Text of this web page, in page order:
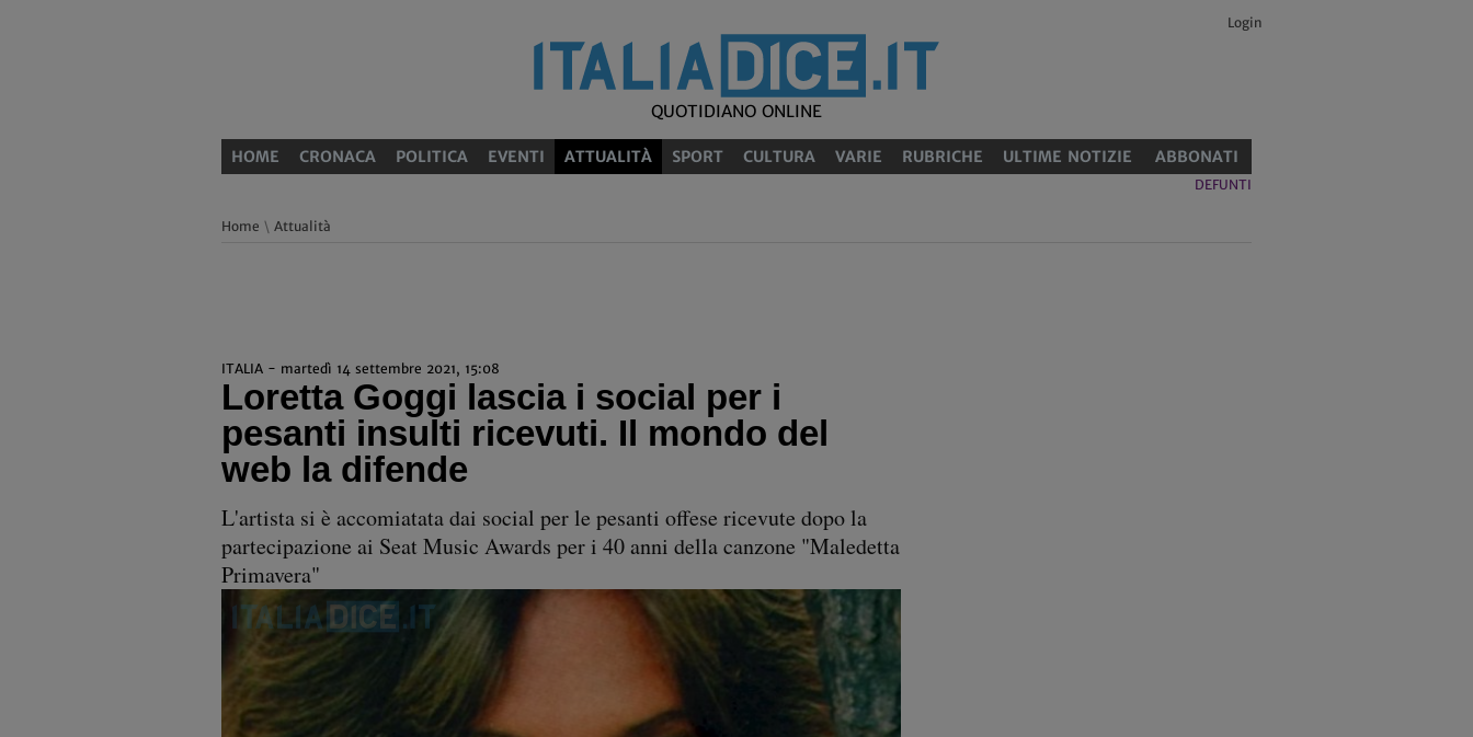
Login
QUOTIDIANO ONLINE
HOME CRONACA POLITICA EVENTI ATTUALITÀ SPORT CULTURA VARIE RUBRICHE ULTIME NOTIZIE ABBONATI
DEFUNTI
Home \ Attualità
ITALIA - martedì 14 settembre 2021, 15:08
Loretta Goggi lascia i social per i
pesanti insulti ricevuti. Il mondo del
web la difende
L'artista si è accomiatata dai social per le pesanti offese ricevute dopo la
partecipazione ai Seat Music Awards per i 40 anni della canzone "Maledetta
Primavera"